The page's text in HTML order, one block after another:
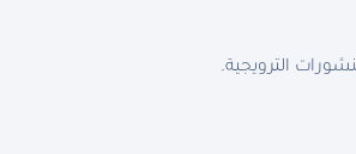
الترويجية.